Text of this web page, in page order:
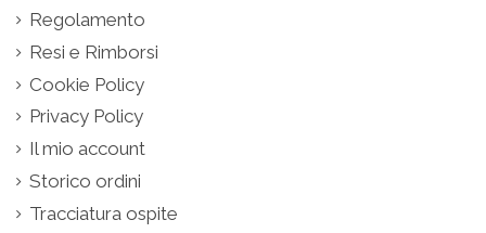
Regolamento
Resi e Rimborsi
Cookie Policy
Privacy Policy
Il mio account
Storico ordini
Tracciatura ospite